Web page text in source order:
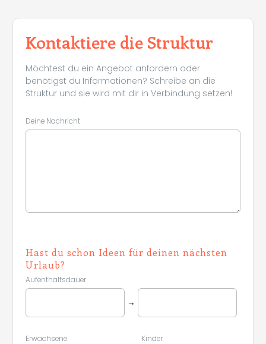
Kontaktiere die Struktur
Möchtest du ein Angebot anfordern oder
benötigst du Informationen? Schreibe an die
Struktur und sie wird mit dir in Verbindung setzen!
Deine Nachricht
Hast du schon Ideen für deinen nächsten
Urlaub?
Aufenthaltsdauer
→
Erwachsene Kinder